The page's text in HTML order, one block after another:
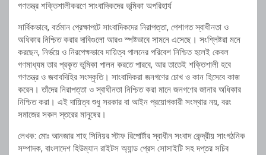
গণতন্ত্র শক্তিশালীকরণে সাংবাদিকদের ভূমিকা অপরিহার্য
সার্বিকভাবে, বর্তমান প্রেক্ষাপটে সাংবাদিকদের নিরাপত্তা, পেশাগত স্বাধীনতা ও
অধিকার নিশ্চিত করার দাবিগুলো আরও স্পষ্টভাবে সামনে এসেছে। সংশ্লিষ্টরা মনে
করছেন, নির্ভয়ে ও নিরপেক্ষভাবে দায়িত্ব পালনের পরিবেশ নিশ্চিত হলেই কেবল
গণমাধ্যম তার প্রকৃত ভূমিকা পালন করতে পারবে, আর তাতেই শক্তিশালী হবে
গণতন্ত্র ও জবাবদিহির সংস্কৃতি। সাংবাদিকরা জনগণের চোখ ও কান হিসেবে কাজ
করেন। তাঁদের নিরাপত্তা ও স্বাধীনতা নিশ্চিত করা মানে জনগণের জানার অধিকার
নিশ্চিত করা। এই দায়িত্ব শুধু সরকার বা আইন প্রয়োগকারী সংস্থার নয়, বরং
সমাজের সকল স্তরের মানুষের।
লেখক: মোঃ আনজার শাহ সিনিয়র স্টাফ রিপোর্টার স্বাধীন সংবাদ কেন্দ্রীয় সাংগঠনিক
সম্পাদক, বাংলাদেশ হিউম্যান রাইটস অ্যান্ড প্রেস সোসাইটি সহ দপ্তর সচিব